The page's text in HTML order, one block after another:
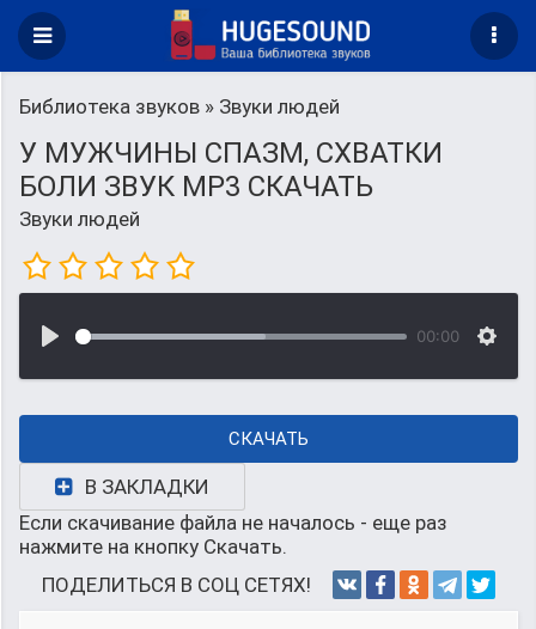
Библиотека звуков » Звуки людей
У МУЖЧИНЫ СПАЗМ, СХВАТКИ
БОЛИ ЗВУК MP3 СКАЧАТЬ
Звуки людей
00:00
СКАЧАТЬ
В ЗАКЛАДКИ
Если скачивание файла не началось - еще раз
нажмите на кнопку Скачать.
ПОДЕЛИТЬСЯ В СОЦ СЕТЯХ!